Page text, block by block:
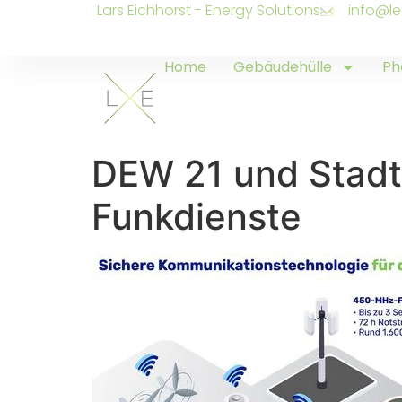
Lars Eichhorst - Energy Solutions
Home Gebäudehülle
DEW 21 und
Funkdienste